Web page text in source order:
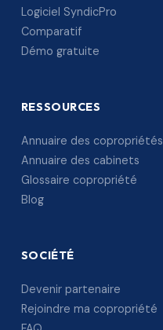
Logiciel SyndicPro
Comparatif
Démo gratuite
RESSOURCES
Annuaire des copropriétés
Annuaire des cabinets
Glossaire copropriété
Blog
SOCIÉTÉ
Devenir partenaire
Rejoindre ma copropriété